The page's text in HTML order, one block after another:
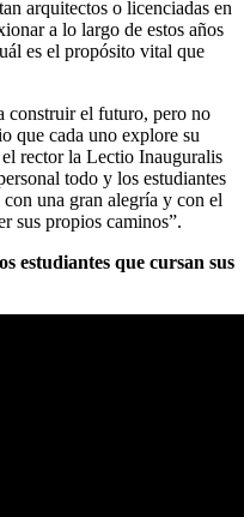
arquitectos o licenciadas en
a lo largo de estos años
es el propósito vital que
construir el futuro, pero no
que cada uno explore su
rector la Lectio Inauguralis
todo y los estudiantes
una gran alegría y con el
sus propios caminos”.
estudiantes que cursan sus